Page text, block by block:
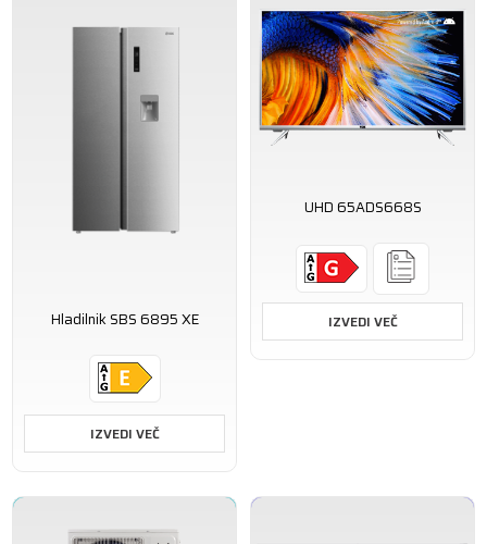
Hladilnik SBS 6895 XE
IZVEDI VEČ
UHD 65ADS668S
IZVEDI VEČ